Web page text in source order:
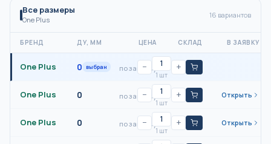
Все размеры
One Plus
16 вариантов
БРЕНД ДУ, ММ ЦЕНА СКЛАД В ЗАЯВКУ
One Plus 0 выбран по запросу
−
1 шт
+
One Plus 0 по запросу
−
1 шт
+ Открыть
One Plus 0 по запросу
−
1 шт
+ Открыть